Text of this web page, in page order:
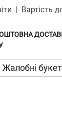
| Вартість
в той же день
дату доставки
Жалобні